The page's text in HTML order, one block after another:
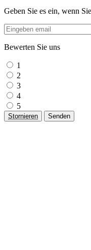
Geben Sie es ein, wenn
Bewerten Sie uns
1
2
3
4
5
Stornieren Senden